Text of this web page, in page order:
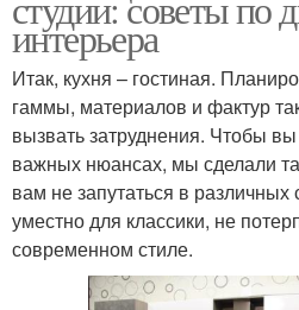
интерьера
Итак, кухня – гостиная.
гаммы, материалов и фактур
вызвать затруднения. Чтобы
важных нюансах, мы сделали
вам не запутаться в различных
уместно для классики, не
современном стиле.